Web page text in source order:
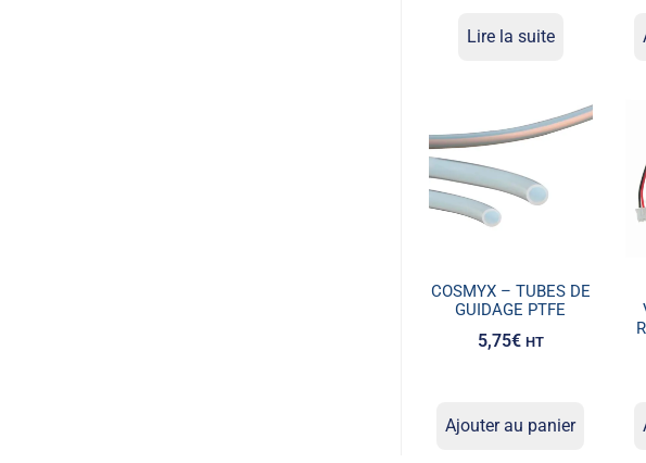
Lire la suite
COSMYX – TUBES DE
GUIDAGE PTFE
5,75€ HT
Ajouter au panier